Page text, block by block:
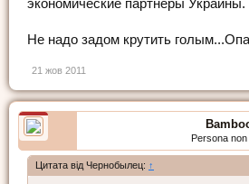
экономические партнеры Украины.
Не надо задом крутить
21 жов 2011
Persona
Цитата від Чернобылец: ↑